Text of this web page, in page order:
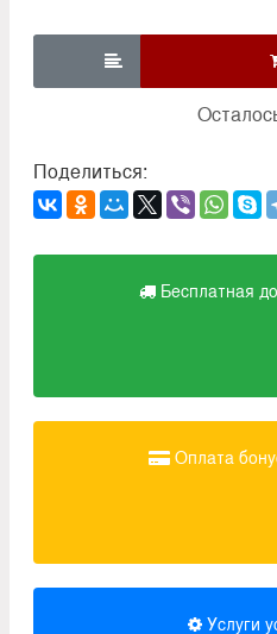

Поделиться:
Бесплатная
Оплата
Услуги